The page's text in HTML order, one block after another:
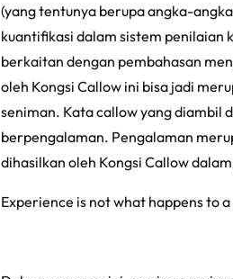
(yang tentunya berupa angka-
kuantifikasi dalam sistem penilaian
berkaitan dengan pembahasan
oleh Kongsi Callow ini bisa jadi
seniman. Katacallowyang diambil
berpengalaman. Pengalaman
dihasilkan oleh Kongsi Callow
Experience is not what happens to